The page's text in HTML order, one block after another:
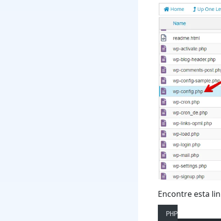
Encontre esta
PHP